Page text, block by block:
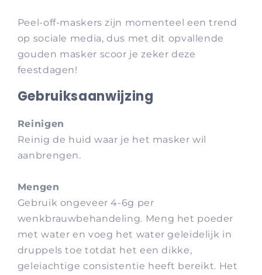
Peel-off-maskers zijn momenteel een trend
op sociale media, dus met dit opvallende
gouden masker scoor je zeker deze
feestdagen!
Gebruiksaanwijzing
Reinigen
Reinig de huid waar je het masker wil
aanbrengen.
Mengen
Gebruik ongeveer 4-6g per
wenkbrauwbehandeling. Meng het poeder
met water en voeg het water geleidelijk in
druppels toe totdat het een dikke,
geleiachtige consistentie heeft bereikt. Het